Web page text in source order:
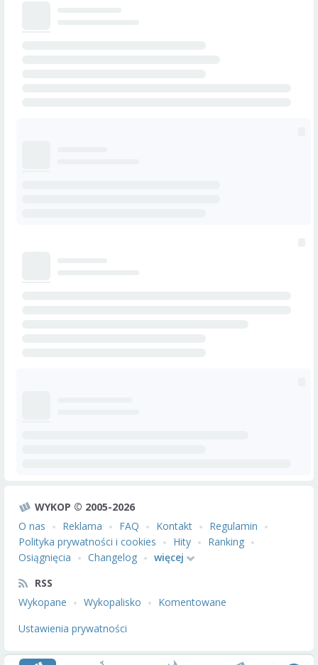
WYKOP © 2005-2026
O nas
Reklama FAQ Kontakt
Regulamin
Polityka prywatności i cookies
Hity
Ranking
Osiągnięcia
Changelog
więcej
RSS
Wykopane
Wykopalisko
Komentowane
Ustawienia prywatności